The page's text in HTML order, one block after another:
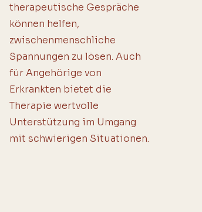
therapeutische Gespräche
können helfen,
zwischenmenschliche
Spannungen zu lösen. Auch
für Angehörige von
Erkrankten bietet die
Therapie wertvolle
Unterstützung im Umgang
mit schwierigen Situationen.